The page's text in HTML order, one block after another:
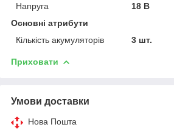
Напруга
18 В
Основні атрибути
Кількість акумуляторів
3 шт.
Приховати
Умови доставки
Нова Пошта